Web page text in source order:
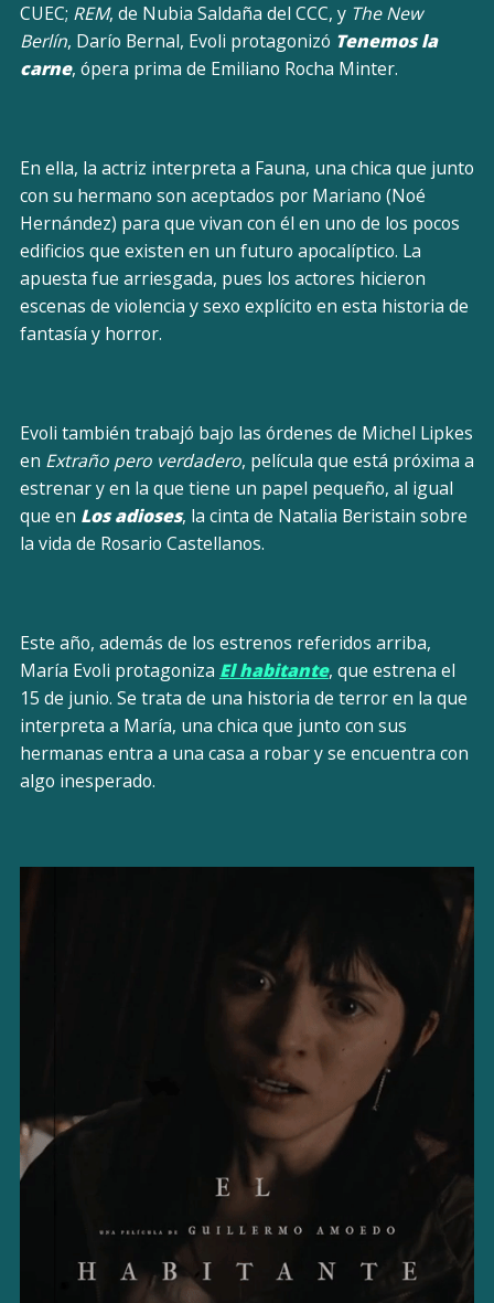
CUEC; REM, de Nubia Saldaña del CCC, y The New
Berlín, Darío Bernal, Evoli protagonizó Tenemos la
carne, ópera prima de Emiliano Rocha Minter.
En ella, la actriz interpreta a Fauna, una chica que junto
con su hermano son aceptados por Mariano (Noé
Hernández) para que vivan con él en uno de los pocos
edificios que existen en un futuro apocalíptico. La
apuesta fue arriesgada, pues los actores hicieron
escenas de violencia y sexo explícito en esta historia de
fantasía y horror.
Evoli también trabajó bajo las órdenes de Michel Lipkes
en Extraño pero verdadero, película que está próxima a
estrenar y en la que tiene un papel pequeño, al igual
que en Los adioses, la cinta de Natalia Beristain sobre
la vida de Rosario Castellanos.
Este año, además de los estrenos referidos arriba,
María Evoli protagoniza El habitante, que estrena el
15 de junio. Se trata de una historia de terror en la que
interpreta a María, una chica que junto con sus
hermanas entra a una casa a robar y se encuentra con
algo inesperado.